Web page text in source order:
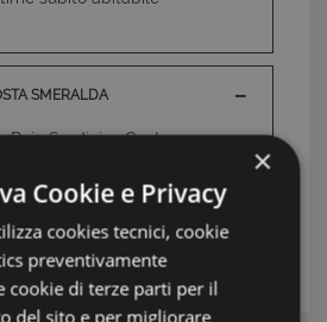
SMERALDA
Baja Sardinia , Costa
×
Cookie e Privacy
cookies tecnici, cookie
preventivamente
cookie di terze parti per il
del sito e per migliorare